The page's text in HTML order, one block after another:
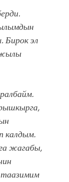
эл
калдым.
жагабы,